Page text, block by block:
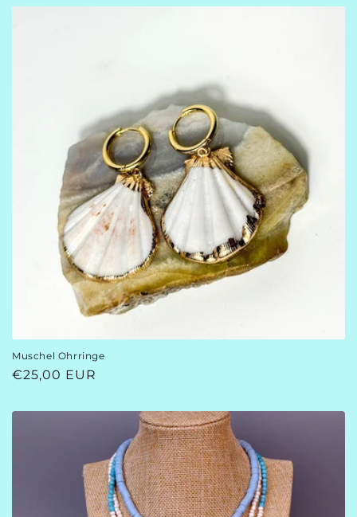
Muschel Ohrringe
Normaler
€25,00 EUR